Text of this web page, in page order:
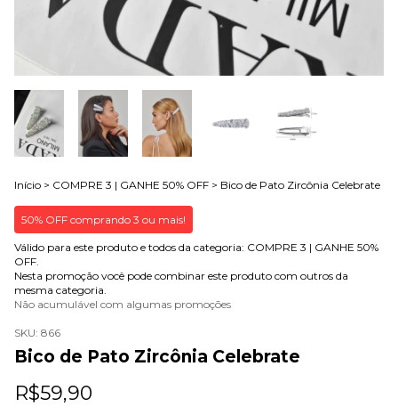
Início > COMPRE 3 | GANHE 50% OFF > Bico de Pato Zircônia Celebrate
50% OFF comprando 3 ou mais!
Válido para este produto e todos da categoria: COMPRE 3 | GANHE 50%
OFF.
Nesta promoção você pode combinar este produto com outros da
mesma categoria.
Não acumulável com algumas promoções
SKU: 866
Bico de Pato Zircônia Celebrate
R$59,90